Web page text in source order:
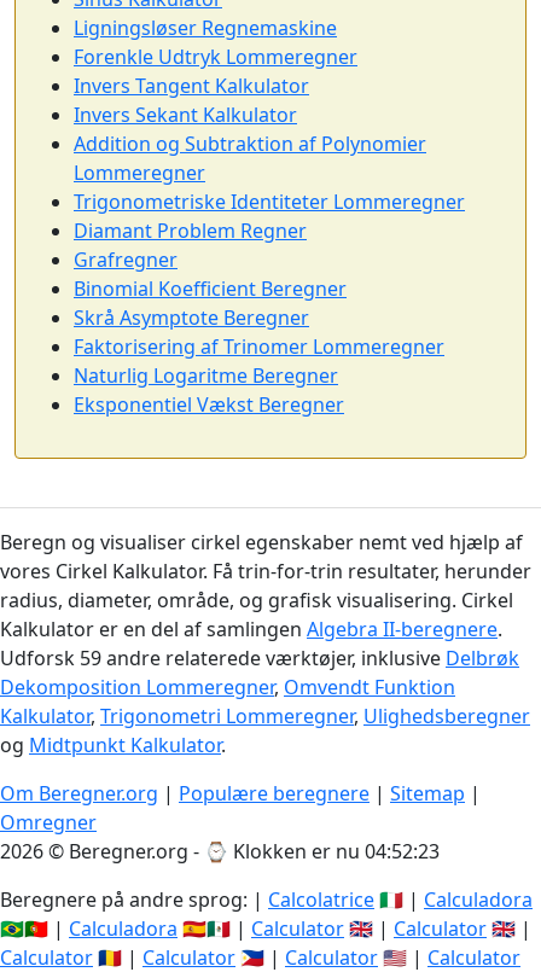
Ligningsløser Regnemaskine
Forenkle Udtryk Lommeregner
Invers Tangent Kalkulator
Invers Sekant Kalkulator
Addition og Subtraktion af Polynomier
Lommeregner
Trigonometriske Identiteter Lommeregner
Diamant Problem Regner
Grafregner
Binomial Koefficient Beregner
Skrå Asymptote Beregner
Faktorisering af Trinomer Lommeregner
Naturlig Logaritme Beregner
Eksponentiel Vækst Beregner
Beregn og visualiser cirkel egenskaber nemt ved hjælp af
vores Cirkel Kalkulator. Få trin-for-trin resultater, herunder
radius, diameter, område, og grafisk visualisering. Cirkel
Kalkulator er en del af samlingen Algebra II-beregnere.
Udforsk 59 andre relaterede værktøjer, inklusive Delbrøk
Dekomposition Lommeregner, Omvendt Funktion
Kalkulator, Trigonometri Lommeregner, Ulighedsberegner
og Midtpunkt Kalkulator.
Om Beregner.org | Populære beregnere | Sitemap |
Omregner
2026 © Beregner.org - ⌚ Klokken er nu 04:52:23
Beregnere på andre sprog: | Calcolatrice🇮🇹 | Calculadora
🇧🇷🇵🇹 | Calculadora 🇪🇸🇲🇽 | Calculator🇬🇧 | Calculator🇬🇧 |
Calculator🇷🇴 | Calculator 🇵🇭 | Calculator🇺🇸 | Calculator